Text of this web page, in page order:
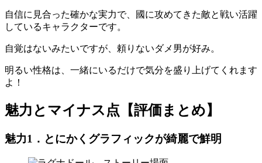
自信に見合った確かな実力で、國に攻めてきた敵と戦い活躍
しているキャラクターです。
自覚はないみたいですが、頼りないダメ男が好み。
明るい性格は、 一緒にいるだけで気分を盛り上げてくれます
よ！
魅力とマイナス点【評価まとめ】
魅力1．とにかくグラフィックが綺麗で鮮明